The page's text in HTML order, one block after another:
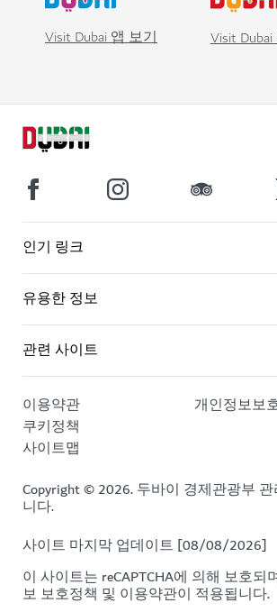
Visit Dubai 앱 보기 Visit
인기 링크
유용한 정보
관련 사이트
이용약관
개인정보보
쿠키정책
사이트맵
Copyright © 2026. 두바이 경제관광부
니다.
사이트 마지막 업데이트 [08/08/2026]
이 사이트는 reCAPTCHA에 의해 보호되
보 보호정책 및 이용약관이 적용됩니다.